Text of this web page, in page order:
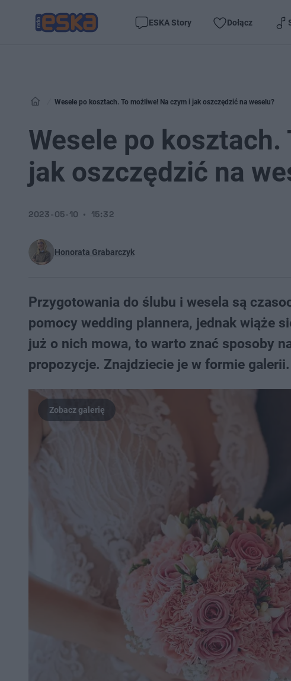
ESKA Story Dołącz
Wesele po kosztach. To możliwe! Na czym i jak oszczędzić na weselu?
Wesele po kosztach.
jak oszczędzić na
Honorata Grabarczyk
2023-05-10 15:32
Przygotowania do ślubu i wesela są
pomocy wedding plannera, jednak wiąże
już o nich mowa, to warto znać sposoby
propozycje. Znajdziecie je w formie galerii.